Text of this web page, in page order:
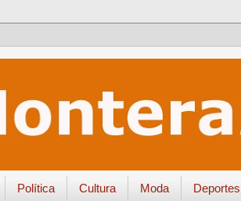
Política Cultura Moda Deportes